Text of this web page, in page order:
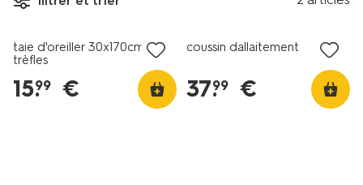
taie d'oreiller 30x170cm
trèfles
15.
99 €
coussin dallaitement
37.
99 €